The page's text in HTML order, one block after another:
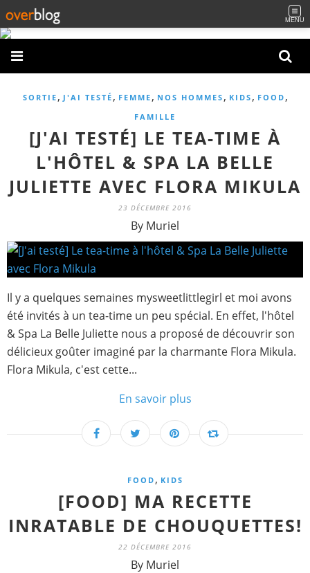
MENU
SORTIE , J'AI TESTÉ , FEMME , NOS HOMMES , KIDS , FOOD ,
FAMILLE
[J'AI TESTÉ] LE TEA-TIME À
L'HÔTEL & SPA LA BELLE
JULIETTE AVEC FLORA MIKULA
23 DÉCEMBRE 2016
By Muriel
Il y a quelques semaines mysweetlittlegirl et moi avons
été invités à un tea-time un peu spécial. En effet, l'hôtel
& Spa La Belle Juliette nous a proposé de découvrir son
délicieux goûter imaginé par la charmante Flora Mikula.
Flora Mikula, c'est cette...
En savoir plus
FOOD , KIDS
[FOOD] MA RECETTE
INRATABLE DE CHOUQUETTES!
22 DÉCEMBRE 2016
By Muriel